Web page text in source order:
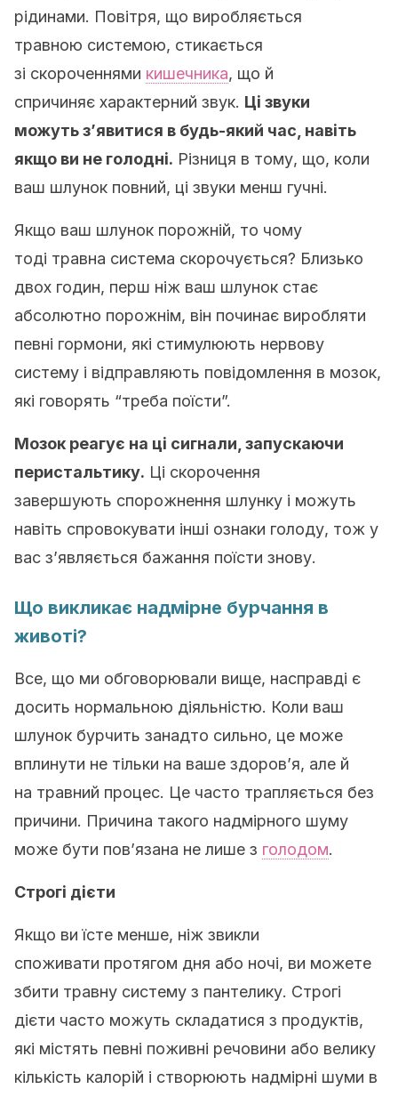
рідинами. Повітря, що виробляється
травною системою, стикається
зі скороченнями кишечника, що й
спричиняє характерний звук. Ці звуки
можуть з’явитися в будь-який час, навіть
якщо ви не голодні. Різниця в тому, що, коли
ваш шлунок повний, ці звуки менш гучні.
Якщо ваш шлунок порожній, то чому
тоді травна система скорочується? Близько
двох годин, перш ніж ваш шлунок стає
абсолютно порожнім, він починає виробляти
певні гормони, які стимулюють нервову
систему і відправляють повідомлення в мозок,
які говорять “треба поїсти”.
Мозок реагує на ці сигнали, запускаючи
перистальтику. Ці скорочення
завершують спорожнення шлунку і можуть
навіть спровокувати інші ознаки голоду, тож у
вас з’являється бажання поїсти знову.
Що викликає надмірне бурчання в
животі?
Все, що ми обговорювали вище, насправді є
досить нормальною діяльністю. Коли ваш
шлунок бурчить занадто сильно, це може
вплинути не тільки на ваше здоров’я, але й
на травний процес. Це часто трапляється без
причини. Причина такого надмірного шуму
може бути пов’язана не лише з голодом.
Строгі дієти
Якщо ви їсте менше, ніж звикли
споживати протягом дня або ночі, ви можете
збити травну систему з пантелику. Строгі
дієти часто можуть складатися з продуктів,
які містять певні поживні речовини або велику
кількість калорій і створюють надмірні шуми в